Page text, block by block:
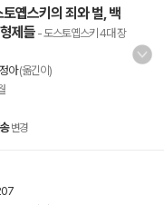
옙스키의 죄와 벌, 백
제들 - 도스토옙스키 4대 장
아(옮긴이)
변경